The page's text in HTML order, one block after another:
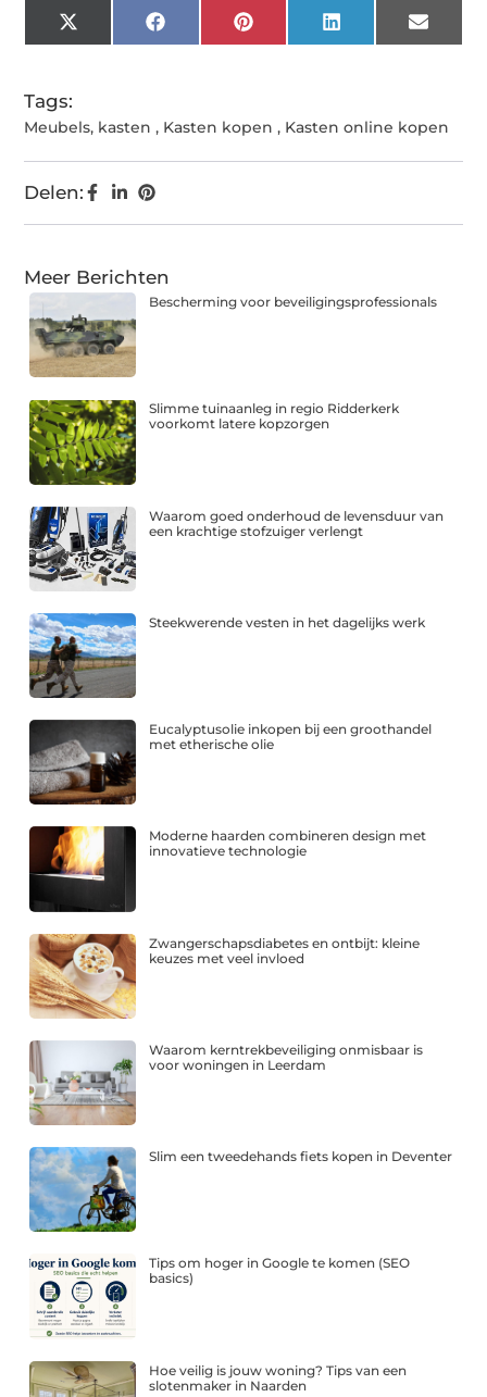
X
(Twitter)
FacebookPinterestLinkedIn Email
Tags:
Meubels, kasten , Kasten kopen , Kasten online kopen
Delen:
Meer Berichten
Bescherming voor beveiligingsprofessionals
Slimme tuinaanleg in regio Ridderkerk
voorkomt latere kopzorgen
Waarom goed onderhoud de levensduur van
een krachtige stofzuiger verlengt
Steekwerende vesten in het dagelijks werk
Eucalyptusolie inkopen bij een groothandel
met etherische olie
Moderne haarden combineren design met
innovatieve technologie
Zwangerschapsdiabetes en ontbijt: kleine
keuzes met veel invloed
Waarom kerntrekbeveiliging onmisbaar is
voor woningen in Leerdam
Slim een tweedehands fiets kopen in Deventer
Tips om hoger in Google te komen (SEO
basics)
Hoe veilig is jouw woning? Tips van een
slotenmaker in Naarden